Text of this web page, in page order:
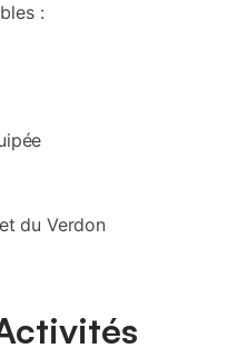
:
du Verdon